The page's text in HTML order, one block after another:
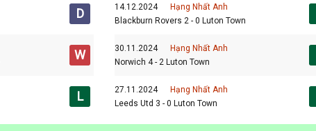
D
W
L
14.12.2024
Hạng Nhất Anh
Blackburn Rovers 2 - 0 Luton Town
30.11.2024
Hạng Nhất Anh
Norwich 4 - 2 Luton Town
27.11.2024
Hạng Nhất Anh
Leeds Utd 3 - 0 Luton Town